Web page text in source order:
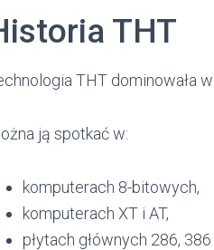
THT
THT dominowała
ją spotkać w:
komputerach 8-bitowych,
komputerach XT i AT,
płytach głównych 286,